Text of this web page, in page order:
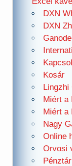
DXN
DXN
Kosár
Lingzhi
Miért a
Miért a
Nagy
Online
Orvosi
Pénztár